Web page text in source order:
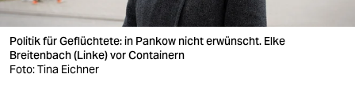
kultur
sport
Politik für Geflüchtete: in Pankow nicht erwünscht. Elke
Breitenbach (Linke) vor Containern
Foto: Tina Eichner